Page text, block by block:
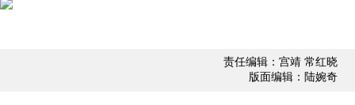
责任编辑：宫靖 常红晓
版面编辑：陆婉奇